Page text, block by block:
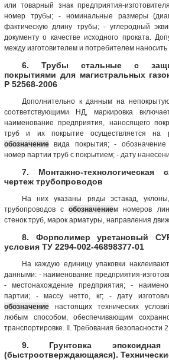
или товарный знак предприятия-
номер трубы; - номинальные размеры
фактическую длину трубы; - углеродный
документу о качестве исходного проката.
между изготовителем и потребителем наносить
6. Трубы стальные с
покрытиями для магистральных
Р 52568-2006
Дополнительно к данным на
соответствующими НД, маркировка
наименование предприятия, наносящего
труб и их покрытие осуществляется на
обозначение вида покрытия; -
номер партии труб с покрытием; - дату
7. Монтажно-
чертеж трубопроводов
На них указаны ряды эстакад,
трубопроводов собозначением номеров
стенок труб, марок арматуры, направления
8. Форполимер уретановый
условия ТУ 2294-002-46898377-01
На каждую единицу упаковки
данными: - наименование предприятия-
- местонахождение предприятия; -
партии; - массу нетто, кг; - дату
обозначение настоящих технических
любым способом, обеспечивающим
транспортировке. II. Требования безопасности
9. Грунтовка
(быстроотверждающаяся).